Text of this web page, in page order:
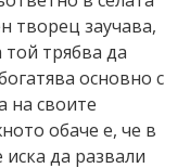
творец заучава,
трябва да
основно с
на своите
обаче е, че в
да развали